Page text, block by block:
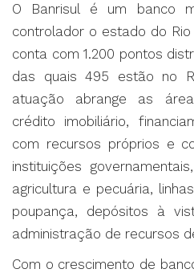
O Banrisul é um banco
controlador o estado do
conta com 1.200 pontos
das quais 495 estão no
atuação abrange as
crédito imobiliário,
com recursos próprios e
instituições
agricultura e pecuária,
poupança, depósitos à
administração de recursos
Com o crescimento de